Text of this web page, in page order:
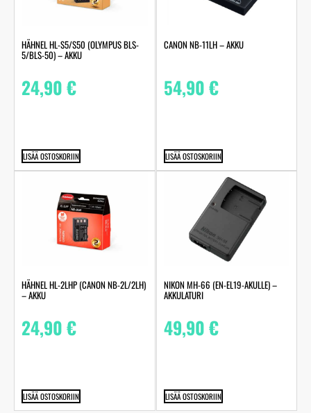
HÄHNEL HL-S5/S50 (OLYMPUS BLS-
5/BLS-50) – AKKU
24,90€
LISÄÄ OSTOSKORIIN
CANON NB-11LH – AKKU
54,90€
LISÄÄ OSTOSKORIIN
HÄHNEL HL-2LHP (CANON NB-2L/2LH)
– AKKU
24,90€
LISÄÄ OSTOSKORIIN
NIKON MH-66 (EN-EL19-AKULLE) –
AKKULATURI
49,90€
LISÄÄ OSTOSKORIIN